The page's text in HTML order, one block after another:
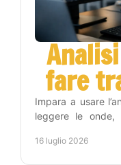
fare
Impara a usare
leggere le onde,
16 luglio 2026